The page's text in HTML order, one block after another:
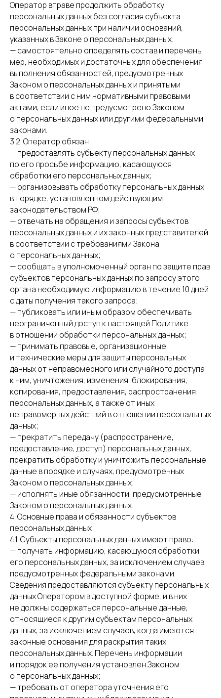
Оператор вправе продолжить обработку
персональных данных без согласия субъекта
персональных данных при наличии оснований,
указанных в Законе о персональных данных;
— самостоятельно определять состав и перечень
мер, необходимых и достаточных для обеспечения
выполнения обязанностей, предусмотренных
Законом о персональных данных и принятыми
в соответствии с ним нормативными правовыми
актами, если иное не предусмотрено Законом
о персональных данных или другими федеральными
законами.
3.2. Оператор обязан:
— предоставлять субъекту персональных данных
по его просьбе информацию, касающуюся
обработки его персональных данных;
— организовывать обработку персональных данных
в порядке, установленном действующим
законодательством РФ;
— отвечать на обращения и запросы субъектов
персональных данных и их законных представителей
в соответствии с требованиями Закона
о персональных данных;
— сообщать в уполномоченный орган по защите прав
субъектов персональных данных по запросу этого
органа необходимую информацию в течение 10 дней
с даты получения такого запроса;
— публиковать или иным образом обеспечивать
неограниченный доступ к настоящей Политике
в отношении обработки персональных данных;
— принимать правовые, организационные
и технические меры для защиты персональных
данных от неправомерного или случайного доступа
к ним, уничтожения, изменения, блокирования,
копирования, предоставления, распространения
персональных данных, а также от иных
неправомерных действий в отношении персональных
данных;
— прекратить передачу (распространение,
предоставление, доступ) персональных данных,
прекратить обработку и уничтожить персональные
данные в порядке и случаях, предусмотренных
Законом о персональных данных;
— исполнять иные обязанности, предусмотренные
Законом о персональных данных.
4. Основные права и обязанности субъектов
персональных данных
4.1. Субъекты персональных данных имеют право:
— получать информацию, касающуюся обработки
его персональных данных, за исключением случаев,
предусмотренных федеральными законами.
Сведения предоставляются субъекту персональных
данных Оператором в доступной форме, и в них
не должны содержаться персональные данные,
относящиеся к другим субъектам персональных
данных, за исключением случаев, когда имеются
законные основания для раскрытия таких
персональных данных. Перечень информации
и порядок ее получения установлен Законом
о персональных данных;
— требовать от оператора уточнения его